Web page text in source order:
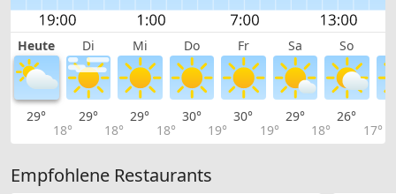
Heute Di Mi Do Fr Sa So
29°
18°
29°
18°
29°
18°
30°
19°
30°
19°
29°
18°
26°
17°
Empfohlene Restaurants